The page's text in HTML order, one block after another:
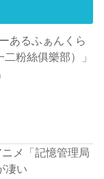
あるふぁんくら
粉絲俱樂部）」
メ「記憶管理局
凄い